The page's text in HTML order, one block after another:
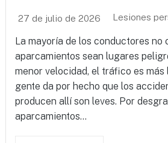
27 de julio de 2026 Lesiones
La mayoría de los conductores no
aparcamientos sean lugares
menor velocidad, el tráfico es más
gente da por hecho que los
producen allí son leves. Por
aparcamientos...